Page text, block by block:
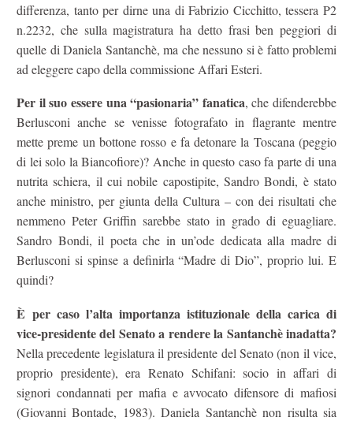
differenza, tanto per dirne una di Fabrizio Cicchitto, tessera P2
n.2232, che sulla magistratura ha detto frasi ben peggiori di
quelle di Daniela Santanchè, ma che nessuno si è fatto problemi
ad eleggere capo della commissione Affari Esteri.
Per il suo essere una “pasionaria” fanatica, che difenderebbe
Berlusconi anche se venisse fotografato in flagrante mentre
mette preme un bottone rosso e fa detonare la Toscana (peggio
di lei solo la Biancofiore)? Anche in questo caso fa parte di una
nutrita schiera, il cui nobile capostipite, Sandro Bondi, è stato
anche ministro, per giunta della Cultura – con dei risultati che
nemmeno Peter Griffin sarebbe stato in grado di eguagliare.
Sandro Bondi, il poeta che in un’ode dedicata alla madre di
Berlusconi si spinse a definirla “Madre di Dio”, proprio lui. E
quindi?
È per caso l’alta importanza istituzionale della carica di
vice-presidente del Senato a rendere la Santanchè inadatta?
Nella precedente legislatura il presidente del Senato (non il vice,
proprio presidente), era Renato Schifani: socio in affari di
signori condannati per mafia e avvocato difensore di mafiosi
(Giovanni Bontade, 1983). Daniela Santanchè non risulta sia